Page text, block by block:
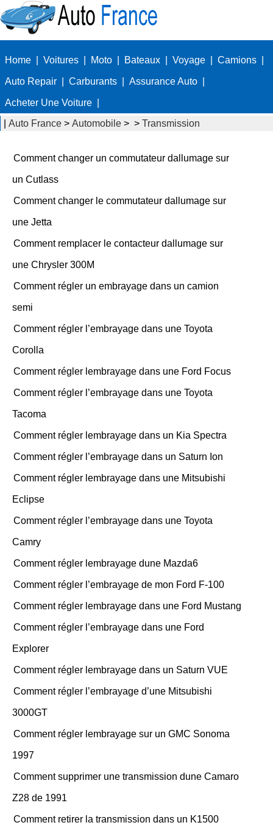
Home Voitures Moto Bateaux Voyage Camions
Auto Repair Carburants Assurance Auto
Acheter Une Voiture
Auto France > Automobile > > Transmission
Comment changer un commutateur dallumage sur
un Cutlass
Comment changer le commutateur dallumage sur
une Jetta
Comment remplacer le contacteur dallumage sur
une Chrysler 300M
Comment régler un embrayage dans un camion
semi
Comment régler l’embrayage dans une Toyota
Corolla
Comment régler lembrayage dans une Ford Focus
Comment régler l’embrayage dans une Toyota
Tacoma
Comment régler lembrayage dans un Kia Spectra
Comment régler l’embrayage dans un Saturn Ion
Comment régler lembrayage dans une Mitsubishi
Eclipse
Comment régler l’embrayage dans une Toyota
Camry
Comment régler lembrayage dune Mazda6
Comment régler l’embrayage de mon Ford F-100
Comment régler lembrayage dans une Ford Mustang
Comment régler l’embrayage dans une Ford
Explorer
Comment régler lembrayage dans un Saturn VUE
Comment régler l’embrayage d’une Mitsubishi
3000GT
Comment régler lembrayage sur un GMC Sonoma
1997
Comment supprimer une transmission dune Camaro
Z28 de 1991
Comment retirer la transmission dans un K1500